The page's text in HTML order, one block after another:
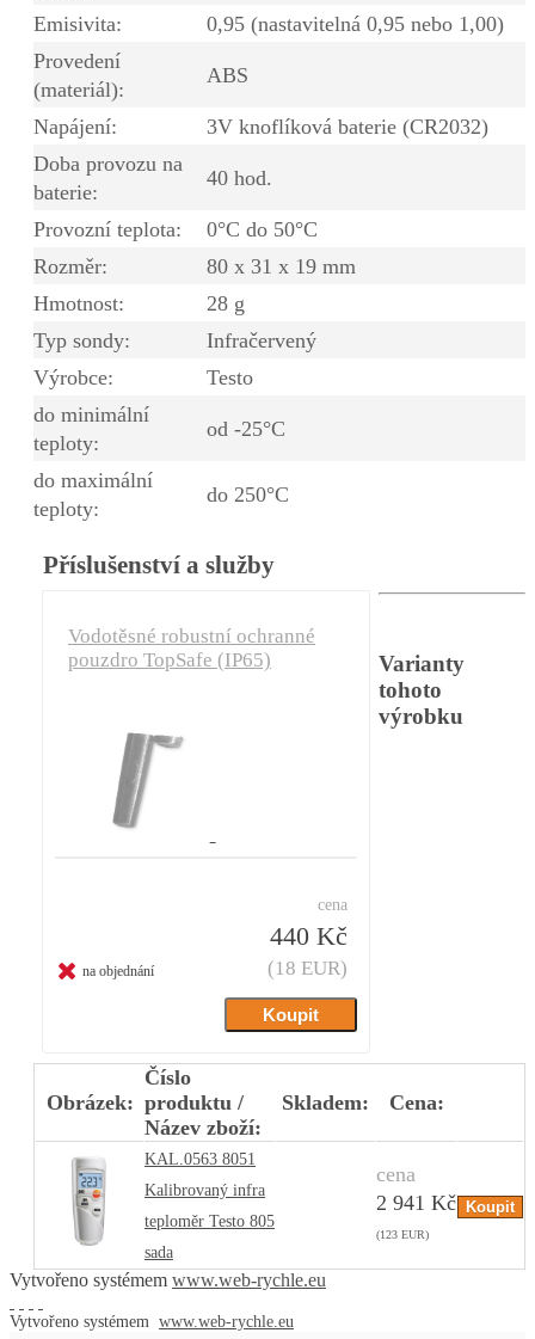
Emisivita:
0,95 (nastavitelná 0,95 nebo 1,00)
Provedení
(materiál):
ABS
Napájení:
3V knoflíková baterie (CR2032)
Doba provozu na
baterie:
40 hod.
Provozní teplota:
0°C do 50°C
Rozměr:
80 x 31 x 19 mm
Hmotnost:
28 g
Typ sondy:
Infračervený
Výrobce:
Testo
do minimální
teploty:
od -25°C
do maximální
teploty:
do 250°C
Příslušenství a služby
Vodotěsné robustní ochranné
pouzdro TopSafe (IP65)
cena
440 Kč
(18 EUR)
na objednání
Varianty
tohoto
výrobku
Obrázek:
Číslo
produktu /
Název zboží:
Skladem: Cena:
KAL.0563 8051
Kalibrovaný infra
teploměr Testo 805
sada
cena
2 941 Kč
(123 EUR)
Vytvořeno systémem www.web-rychle.eu
Vytvořeno systémem www.web-rychle.eu